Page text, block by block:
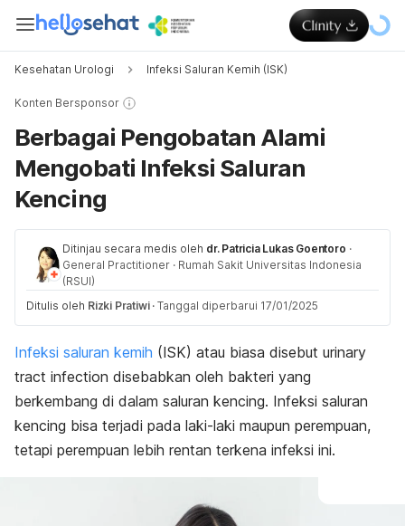
Kesehatan Urologi Infeksi Saluran Kemih (ISK)
Konten Bersponsor
Berbagai Pengobatan Alami
Mengobati Infeksi Saluran
Kencing
Ditinjau secara medis oleh dr. Patricia Lukas Goentoro ·
General Practitioner · Rumah Sakit Universitas Indonesia
(RSUI)
Ditulis oleh Rizki Pratiwi · Tanggal diperbarui 17/01/2025
Infeksi saluran kemih (ISK) atau biasa disebut urinary
tract infection disebabkan oleh bakteri yang
berkembang di dalam saluran kencing. Infeksi saluran
kencing bisa terjadi pada laki-laki maupun perempuan,
tetapi perempuan lebih rentan terkena infeksi ini.